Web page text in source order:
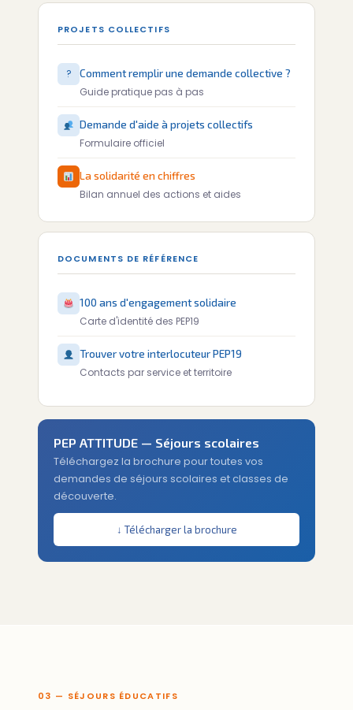
PROJETS COLLECTIFS
? Comment remplir une demande collective ?
Guide pratique pas à pas
Demande d'aide à projets collectifs
Formulaire officiel
La solidarité en chiffres
Bilan annuel des actions et aides
DOCUMENTS DE RÉFÉRENCE
100 ans d'engagement solidaire
Carte d'identité des PEP19
Trouver votre interlocuteur PEP19
Contacts par service et territoire
PEP ATTITUDE — Séjours scolaires
Téléchargez la brochure pour toutes vos
demandes de séjours scolaires et classes de
découverte.
↓ Télécharger la brochure
03 — SÉJOURS ÉDUCATIFS